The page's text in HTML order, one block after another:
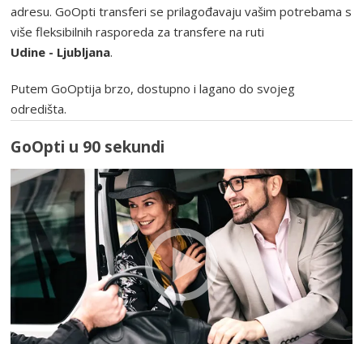
adresu. GoOpti transferi se prilagođavaju vašim potrebama s
više fleksibilnih rasporeda za transfere na ruti
Udine - Ljubljana.
Putem GoOptija brzo, dostupno i lagano do svojeg
odredišta.
GoOpti u 90 sekundi